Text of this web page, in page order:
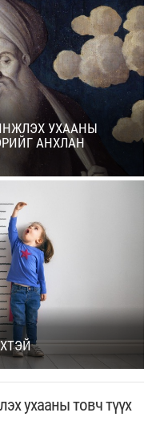
УХААНЫ
АНХЛАН
ухааны товч түүх